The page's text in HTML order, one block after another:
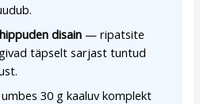
disain — ripatsite
täpselt sarjast tuntud
30 g kaaluv komplekt